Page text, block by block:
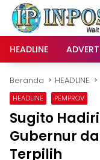
Langsung
konten
HEADLINE
Beranda HEADLINE
HEADLINE PEMPROV
Sugito
Gubernur
Terpilih